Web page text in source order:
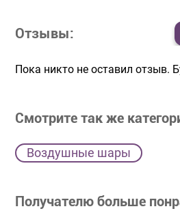
Отзывы:
Пока никто не оставил отзыв.
Смотрите так же
Воздушные шары
Получателю больше